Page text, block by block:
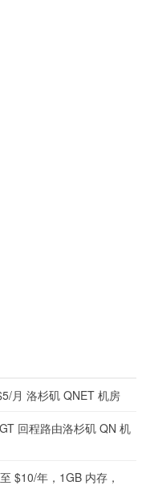
月 洛杉矶 QNET 机房
回程路由洛杉矶 QN 机
$10/年，1GB 内存，